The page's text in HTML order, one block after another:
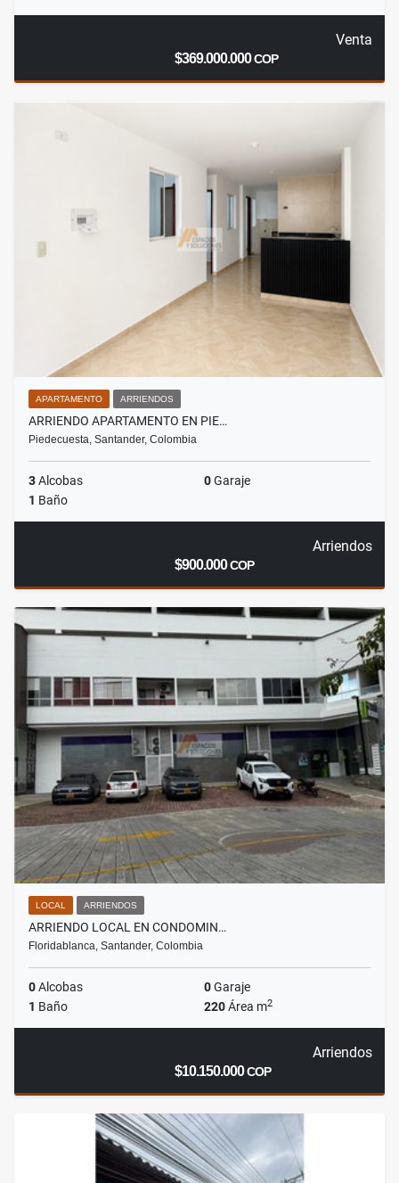
Venta
$369.000.000COP
APARTAMENTO ARRIENDOS
ARRIENDO APARTAMENTO EN PIE…
Piedecuesta, Santander, Colombia
3Alcobas 0Garaje
1 Baño
Arriendos
$900.000COP
LOCAL ARRIENDOS
ARRIENDO LOCAL EN CONDOMIN…
Floridablanca, Santander, Colombia
0Alcobas 0Garaje
1 Baño 220Área m2
Arriendos
$10.150.000COP